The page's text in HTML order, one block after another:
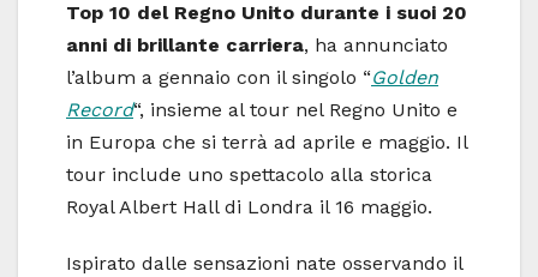
Top 10 del Regno Unito durante i suoi 20
anni di brillante carriera, ha annunciato
l’album a gennaio con il singolo “Golden
Record“, insieme al tour nel Regno Unito e
in Europa che si terrà ad aprile e maggio. Il
tour include uno spettacolo alla storica
Royal Albert Hall di Londra il 16 maggio.
Ispirato dalle sensazioni nate osservando il